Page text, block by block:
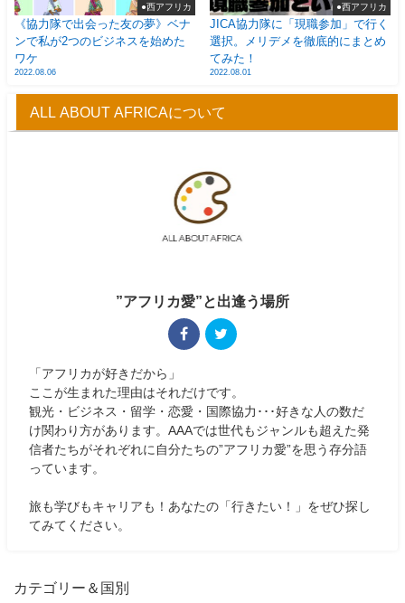
●西アフリカ
《協力隊で出会った友の夢》ベナ
ンで私が2つのビジネスを始めた
ワケ
2022.08.06
●西アフリカ
JICA協力隊に「現職参加」で行く
選択。メリデメを徹底的にまとめ
てみた！
2022.08.01
ALL ABOUT AFRICAについて
”アフリカ愛”と出逢う場所
「アフリカが好きだから」
ここが生まれた理由はそれだけです。
観光・ビジネス・留学・恋愛・国際協力･･･好きな人の数だ
け関わり方があります。AAAでは世代もジャンルも超えた発
信者たちがそれぞれに自分たちの”アフリカ愛”を思う存分語
っています。
旅も学びもキャリアも！あなたの「行きたい！」をぜひ探し
てみてください。
カテゴリー＆国別